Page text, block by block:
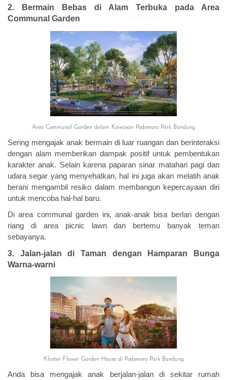
2. Bermain Bebas di Alam Terbuka pada Area
Communal Garden
Area Communal Garden dalam Kawasan Podomoro Park Bandung
Sering mengajak anak bermain di luar ruangan dan berinteraksi
dengan alam memberikan dampak positif untuk pembentukan
karakter anak. Selain karena paparan sinar matahari pagi dan
udara segar yang menyehatkan, hal ini juga akan melatih anak
berani mengambil resiko dalam membangun kepercayaan diri
untuk mencoba hal-hal baru.
Di area communal garden ini, anak-anak bisa berlari dengan
riang di area picnic lawn dan bertemu banyak teman
sebayanya.
3. Jalan-jalan di Taman dengan Hamparan Bunga
Warna-warni
Klaster Flower Garden House di Podomoro Park Bandung
Anda bisa mengajak anak berjalan-jalan di sekitar rumah